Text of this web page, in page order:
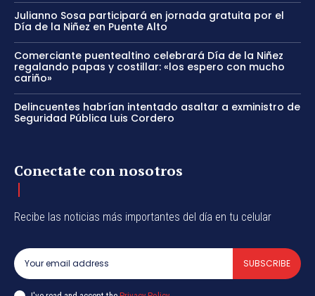
Julianno Sosa participará en jornada gratuita por el
Día de la Niñez en Puente Alto
Comerciante puentealtino celebrará Día de la Niñez
regalando papas y costillar: «los espero con mucho
cariño»
Delincuentes habrían intentado asaltar a exministro de
Seguridad Pública Luis Cordero
Conectate con nosotros
Recibe las noticias más importantes del día en tu celular
SUBSCRIBE